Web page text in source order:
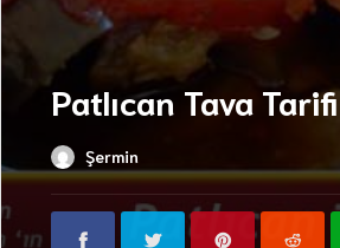
Patlıcan Tava Tarifi
Şermin